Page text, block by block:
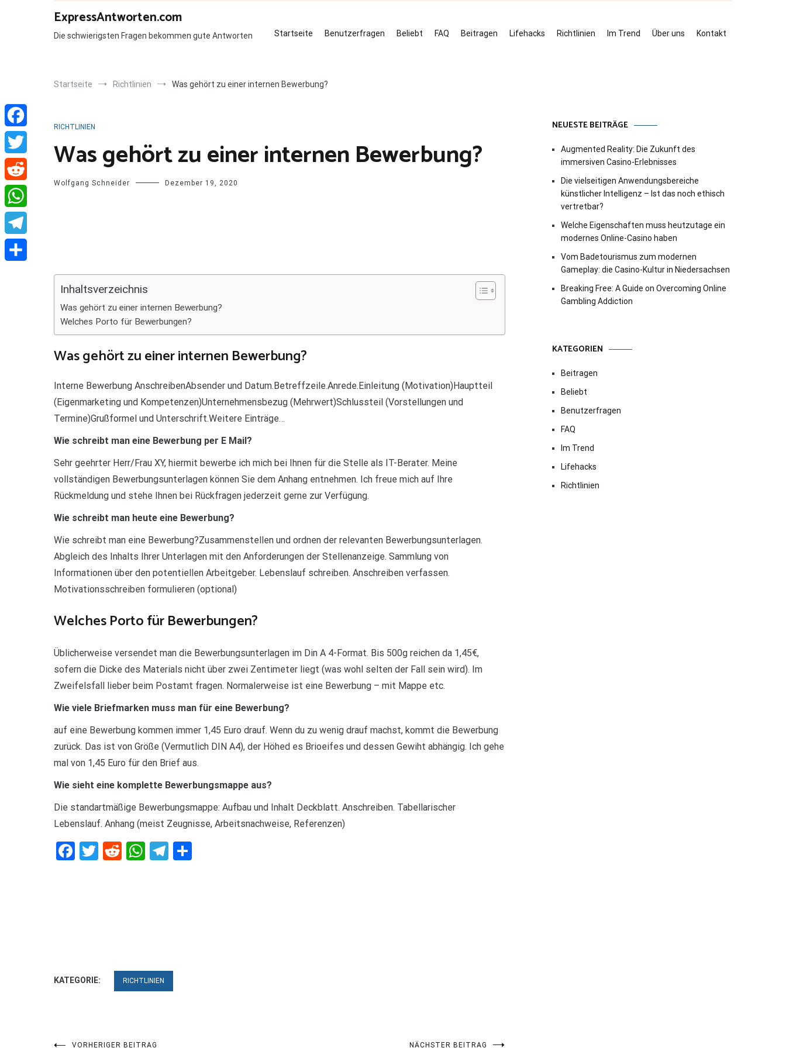
ExpressAntworten.com
Die schwierigsten Fragen bekommen gute Antworten Startseite Benutzerfragen Beliebt FAQ Beitragen Lifehacks Richtlinien Im Trend Über uns Kontakt
Startseite Richtlinien Was gehört zu einer internen Bewerbung?
RICHTLINIEN
Was gehört zu einer internen Bewerbung?
Wolfgang Schneider Dezember 19, 2020
Inhaltsverzeichnis
Was gehört zu einer internen Bewerbung?
Welches Porto für Bewerbungen?
Was gehört zu einer internen Bewerbung?
Interne Bewerbung AnschreibenAbsender und Datum.Betreffzeile.Anrede.Einleitung (Motivation)Hauptteil
(Eigenmarketing und Kompetenzen)Unternehmensbezug (Mehrwert)Schlussteil (Vorstellungen und
Termine)Grußformel und Unterschrift.Weitere Einträge…
Wie schreibt man eine Bewerbung per E Mail?
Sehr geehrter Herr/Frau XY, hiermit bewerbe ich mich bei Ihnen für die Stelle als IT-Berater. Meine
vollständigen Bewerbungsunterlagen können Sie dem Anhang entnehmen. Ich freue mich auf Ihre
Rückmeldung und stehe Ihnen bei Rückfragen jederzeit gerne zur Verfügung.
Wie schreibt man heute eine Bewerbung?
Wie schreibt man eine Bewerbung?Zusammenstellen und ordnen der relevanten Bewerbungsunterlagen.
Abgleich des Inhalts Ihrer Unterlagen mit den Anforderungen der Stellenanzeige. Sammlung von
Informationen über den potentiellen Arbeitgeber. Lebenslauf schreiben. Anschreiben verfassen.
Motivationsschreiben formulieren (optional)
Welches Porto für Bewerbungen?
Üblicherweise versendet man die Bewerbungsunterlagen im Din A 4-Format. Bis 500g reichen da 1,45€,
sofern die Dicke des Materials nicht über zwei Zentimeter liegt (was wohl selten der Fall sein wird). Im
Zweifelsfall lieber beim Postamt fragen. Normalerweise ist eine Bewerbung – mit Mappe etc.
Wie viele Briefmarken muss man für eine Bewerbung?
auf eine Bewerbung kommen immer 1,45 Euro drauf. Wenn du zu wenig drauf machst, kommt die Bewerbung
zurück. Das ist von Größe (Vermutlich DIN A4), der Höhed es Brioeifes und dessen Gewiht abhängig. Ich gehe
mal von 1,45 Euro für den Brief aus.
Wie sieht eine komplette Bewerbungsmappe aus?
Die standartmäßige Bewerbungsmappe: Aufbau und Inhalt Deckblatt. Anschreiben. Tabellarischer
Lebenslauf. Anhang (meist Zeugnisse, Arbeitsnachweise, Referenzen)
Facebook
Twitter
RedditWhatsApp
Telegram
KATEGORIE: RICHTLINIEN
VORHERIGER BEITRAG NÄCHSTER BEITRAG
NEUESTE BEITRÄGE
Augmented Reality: Die Zukunft des
immersiven Casino-Erlebnisses
Die vielseitigen Anwendungsbereiche
künstlicher Intelligenz – Ist das noch ethisch
vertretbar?
Welche Eigenschaften muss heutzutage ein
modernes Online-Casino haben
Vom Badetourismus zum modernen
Gameplay: die Casino-Kultur in Niedersachsen
Breaking Free: A Guide on Overcoming Online
Gambling Addiction
KATEGORIEN
Beitragen
Beliebt
Benutzerfragen
FAQ
Im Trend
Lifehacks
Richtlinien
Facebook
Twitter
Reddit
WhatsApp
Telegram